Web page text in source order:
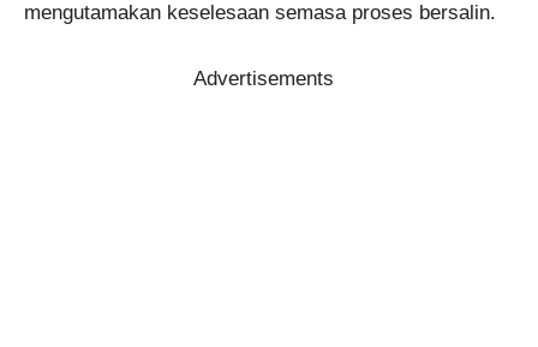
mengutamakan keselesaan semasa proses bersalin.
Advertisements